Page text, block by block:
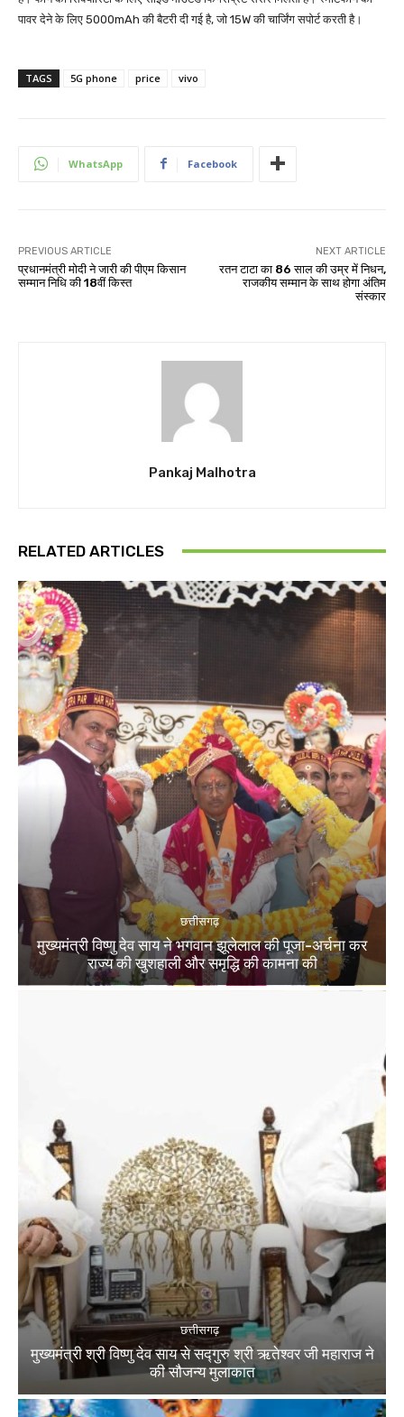
पावर देने के लिए 5000mAh की बैटरी दी गई है, जो 15W की चार्जिंग सपोर्ट करती है।
TAGS 5G phone price vivo
WhatsApp Facebook
PREVIOUS ARTICLE
प्रधानमंत्री मोदी ने जारी की पीएम किसान
सम्मान निधि की 18वीं किस्त
NEXT ARTICLE
रतन टाटा का 86 साल की उम्र में निधन,
राजकीय सम्मान के साथ होगा अंतिम
संस्कार
Pankaj Malhotra
RELATED ARTICLES
छत्तीसगढ़
मुख्यमंत्री विष्णु देव साय ने भगवान झूलेलाल की पूजा-अर्चना कर
राज्य की खुशहाली और समृद्धि की कामना की
छत्तीसगढ़
मुख्यमंत्री श्री विष्णु देव साय से सद्गुरु श्री ऋतेश्वर जी महाराज ने
की सौजन्य मुलाकात